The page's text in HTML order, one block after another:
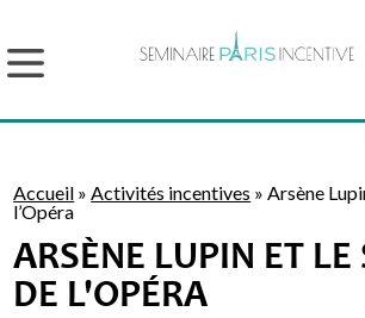
Accueil »Activités incentives »Arsène
l’Opéra
ARSÈNE LUPIN ET LE
DE L'OPÉRA